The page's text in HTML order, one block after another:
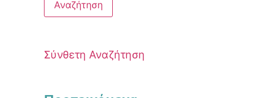
Σύνθετη Αναζήτηση